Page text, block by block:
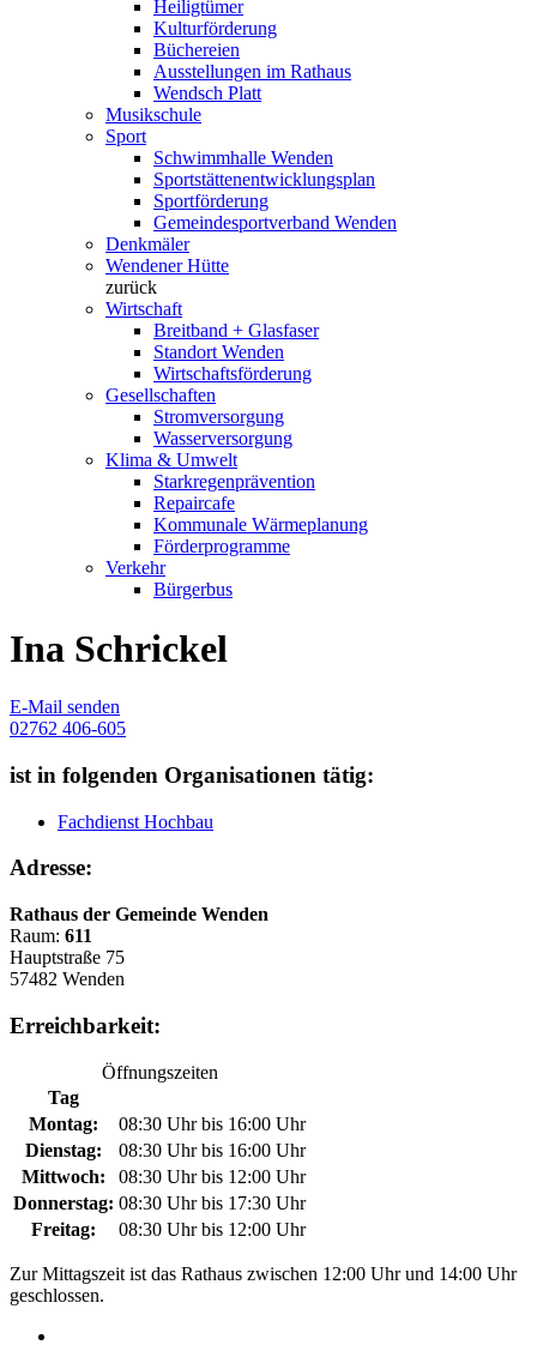
Heiligtümer
Kulturförderung
Büchereien
Ausstellungen im Rathaus
Wendsch Platt
Musikschule
Sport
Schwimmhalle Wenden
Sportstättenentwicklungsplan
Sportförderung
Gemeindesportverband Wenden
Denkmäler
Wendener Hütte
zurück
Wirtschaft
Breitband + Glasfaser
Standort Wenden
Wirtschaftsförderung
Gesellschaften
Stromversorgung
Wasserversorgung
Klima & Umwelt
Starkregenprävention
Repaircafe
Kommunale Wärmeplanung
Förderprogramme
Verkehr
Bürgerbus
Ina Schrickel
E-Mail senden
02762 406-605
ist in folgenden Organisationen tätig:
Fachdienst Hochbau
Adresse:
Rathaus der Gemeinde Wenden
Raum: 611
Hauptstraße 75
57482 Wenden
Erreichbarkeit:
Öffnungszeiten
Tag
Montag:
08:30 Uhr bis 16:00 Uhr
Dienstag:
08:30 Uhr bis 16:00 Uhr
Mittwoch:
08:30 Uhr bis 12:00 Uhr
Donnerstag: 08:30 Uhr bis 17:30 Uhr
Freitag:
08:30 Uhr bis 12:00 Uhr
Zur Mittagszeit ist das Rathaus zwischen 12:00 Uhr und 14:00 Uhr
geschlossen.